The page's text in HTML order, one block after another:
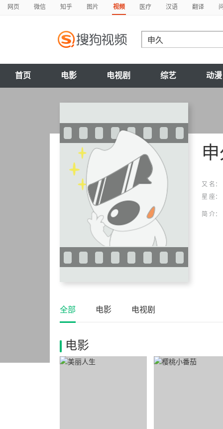
网页 微信 知乎 图片 视频 医疗 汉语 翻译
首页 电影 电视剧 综艺 动漫
又 名：
星 座：
简 介：
全部 电影 电视剧
电影